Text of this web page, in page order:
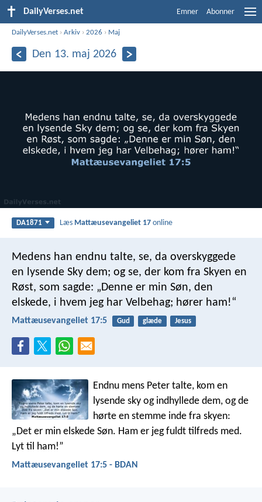
DailyVerses.net Emner Abonner
DailyVerses.net ›Arkiv ›2026 › Maj
Den 13. maj 2026
DA1871 Læs Mattæusevangeliet 17 online
Medens han endnu talte, se, da overskyggede
en lysende Sky dem; og se, der kom fra Skyen en
Røst, som sagde: „Denne er min Søn, den
elskede, i hvem jeg har Velbehag; hører ham!“
Mattæusevangeliet 17:5 Gud glæde Jesus
Endnu mens Peter talte, kom en
lysende sky og indhyllede dem, og de
hørte en stemme inde fra skyen:
„Det er min elskede Søn. Ham er jeg fuldt tilfreds med.
Lyt til ham!”
Mattæusevangeliet 17:5 - BDAN